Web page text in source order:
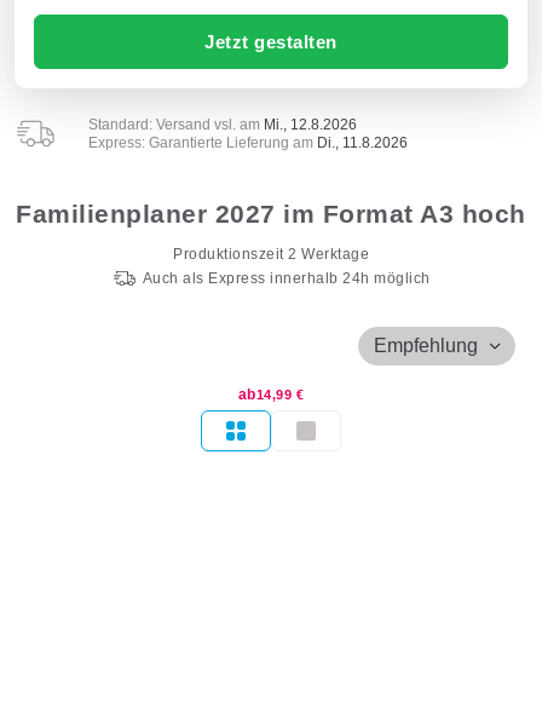
Jetzt gestalten
Standard: Versand vsl. am Mi., 12.8.2026
Express: Garantierte Lieferung am Di., 11.8.2026
Familienplaner 2027 im Format A3 hoch
Produktionszeit 2 Werktage
Auch als Express innerhalb 24h möglich
Empfehlung
ab14,99 €